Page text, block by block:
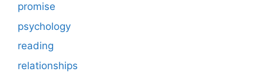
promise
psychology
reading
relationships